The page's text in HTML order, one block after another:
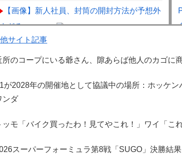
【画像】新人社員、封筒の開封方法が予想外
ぎるｗｗｗｗ
【朗報】Vtuber界、新たなる『弱男の姫』が
誕ｗｗｗｗｗｗｗｗｗｗｗ
たあの親日経営者に海外が大騒ぎ
他サイト記事
所のコープにいる爺さん、隙あらば他人のカゴに
が2028年の開催地として協議中の場所：ホッケ
ンダ
ッモ「バイク買ったわ！見てやこれ！」ワイ「こ
スーパーフォーミュラ第8戦「SUGO」決勝結果